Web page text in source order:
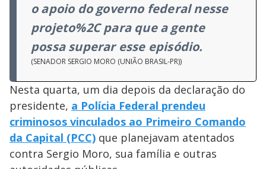
o apoio do governo federal nesse
projeto%2C para que a gente
possa superar esse episódio.
(SENADOR SERGIO MORO (UNIÃO BRASIL-PR))
Nesta quarta, um dia depois da declaração do
presidente, a Polícia Federal prendeu
criminosos vinculados ao Primeiro Comando
da Capital (PCC) que planejavam atentados
contra Sergio Moro, sua família e outras